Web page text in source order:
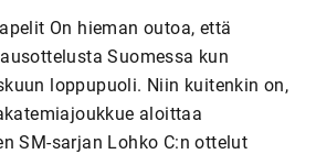
On hieman outoa, että
Suomessa kun
loppupuoli. Niin kuitenkin on,
aloittaa
SM-sarjan Lohko C:n ottelut